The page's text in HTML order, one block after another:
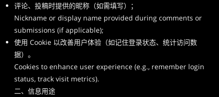
评论、投稿时提供的昵称（如需填写）；
Nickname or display name provided during comments or
submissions (if applicable);
使用 Cookie 以改善用户体验（如记住登录状态、统计访问数
据）。
Cookies to enhance user experience (e.g., remember login
status, track visit metrics).
二、信息用途